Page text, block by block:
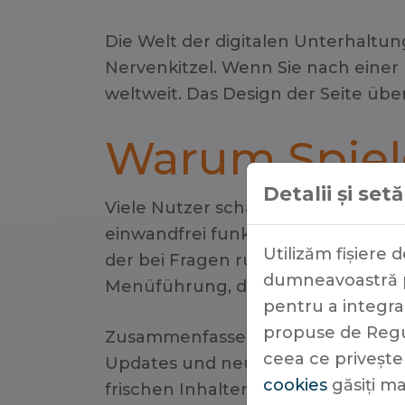
Die Welt der digitalen
Nervenkitzel. Wenn Sie nach
weltweit. Das Design der Seite
Warum
Viele Nutzer schätzen besonders
einwandfrei funktionieren. Ein
der bei Fragen rund um die Uhr
Menüführung, die es auch
Zusammenfassend lässt sich
Updates und neue
frischen Inhalten versorgt
Detalii și
Utilizăm fișiere
dumneavoastră
pentru a
propuse de
ceea ce privește
cookies găsiți